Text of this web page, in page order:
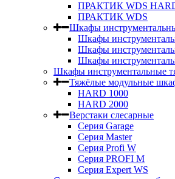
ПРАКТИК WDS
ПРАКТИК WDS
Шкафы
Шкафы
Шкафы
Шкафы
Шкафы инструментальные
Тяжёлые модульные
HARD 1000
HARD 2000
Верстаки слесарные
Серия Garage
Серия Master
Серия Profi W
Серия PROFI M
Серия Expert WS